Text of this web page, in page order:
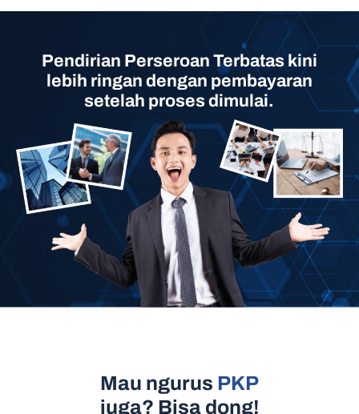
Pendirian Perseroan Terbatas kini
lebih ringan dengan pembayaran
setelah proses dimulai.
Mau ngurus PKP
juga? Bisa dong!